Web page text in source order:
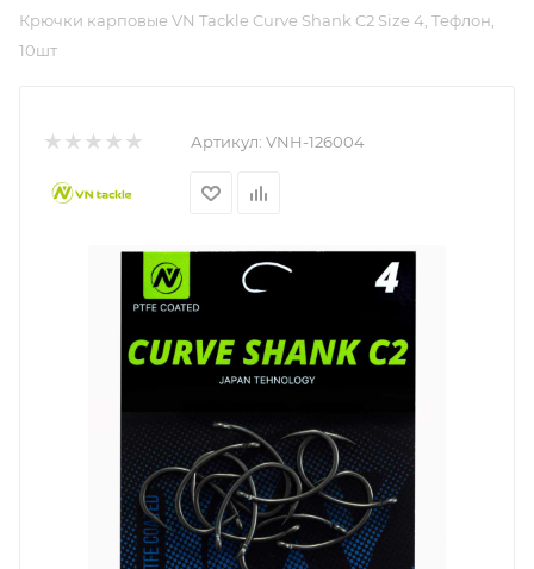
Крючки карповые VN Tackle Curve Shank C2 Size 4, Тефлон,
10шт
Артикул: VNH-126004